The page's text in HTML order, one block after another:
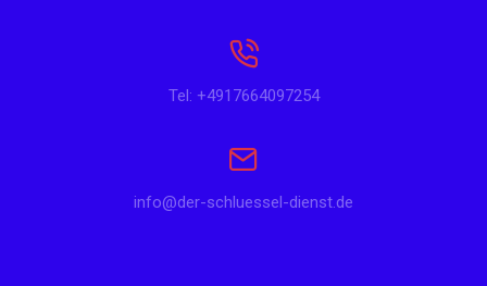
Tel: +4917664097254
info@der-schluessel-dienst.de